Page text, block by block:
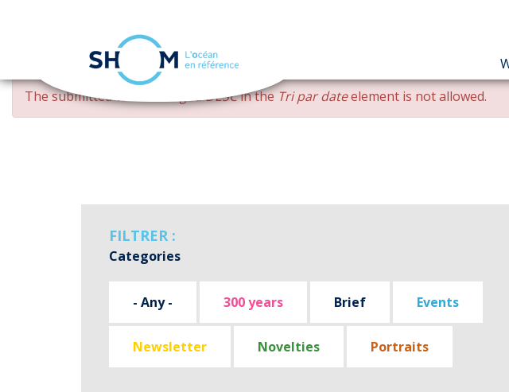
Skip
main
ERROR
MESSAGE
The submitted value changed DESCin theTri par dateelement is not allowed.
FILTRER :
Categories
- Any - 300 years Brief Events
Newsletter Novelties Portraits